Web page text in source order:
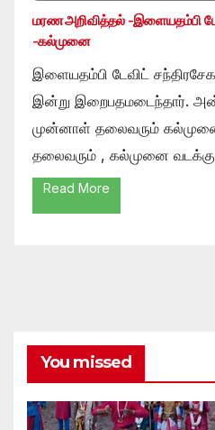
மரண அறிவித்தல் -இளையதம்பி
-கல்முனை
இளையதம்பி டேவிட்
இன்று இறைபதமடைந்தார்.
முன்னாள் தலைவரும்
தலைவரும் , கல்முனை
Read More
You missed